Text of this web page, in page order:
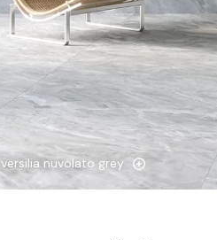
versilia nuvolato grey